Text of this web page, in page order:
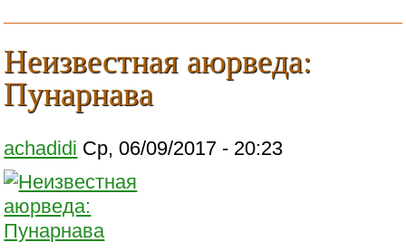
Неизвестная аюрведа:
Пунарнава
achadidi Ср, 06/09/2017 - 20:23